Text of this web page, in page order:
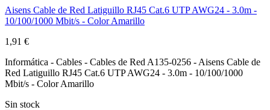
Aisens Cable de Red Latiguillo RJ45 Cat.6 UTP AWG24 - 3.0m -
10/100/1000 Mbit/s - Color Amarillo
1,91 €
Informática - Cables - Cables de Red A135-0256 - Aisens Cable de
Red Latiguillo RJ45 Cat.6 UTP AWG24 - 3.0m - 10/100/1000
Mbit/s - Color Amarillo
Sin stock